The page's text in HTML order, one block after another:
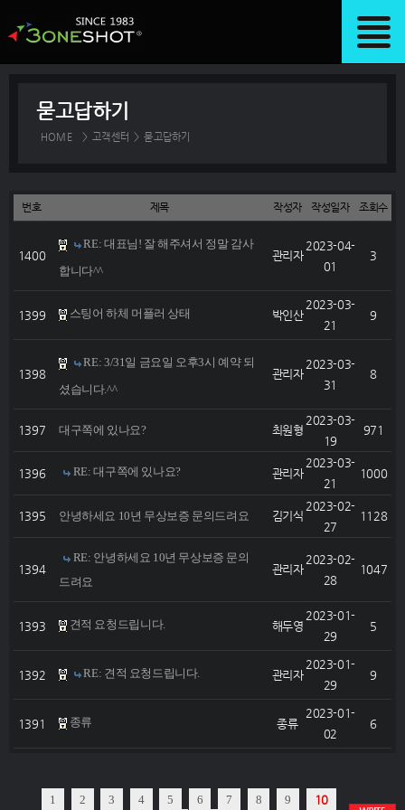
묻고답하기
HOME > 고객센터 > 묻고답하기
번호 제목 작성자 작성일자 조회수
1400
RE: 대표님! 잘 해주셔서 정말 감사
합니다^^
관리자
2023-04-
01
3
1399 스팅어 하체 머플러 상태 박인산
2023-03-
21
9
1398
RE: 3/31일 금요일 오후3시 예약 되
셨습니다.^^
관리자
2023-03-
31
8
1397 대구쪽에 있나요? 최원형
2023-03-
19
971
1396 RE: 대구쪽에 있나요? 관리자
2023-03-
21
1000
1395 안녕하세요 10년 무상보증 문의드려요 김기식
2023-02-
27
1128
1394
RE: 안녕하세요 10년 무상보증 문의
드려요
관리자
2023-02-
28
1047
1393 견적 요청드립니다. 해두영
2023-01-
29
5
1392 RE: 견적 요청드립니다. 관리자
2023-01-
29
9
1391 종류 종류
2023-01-
02
6
1 2 3 4 5 6 7 8 9 10